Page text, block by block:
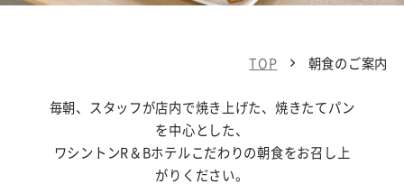
TOP 朝食のご案内
毎朝、スタッフが店内で焼き上げた、焼きたてパン
を中心とした、
ワシントンR＆Bホテルこだわりの朝食をお召し上
がりください。